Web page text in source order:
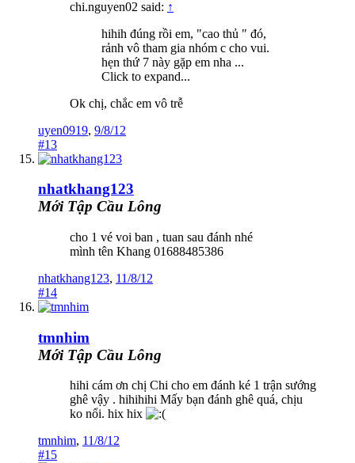
chi.nguyen02 said: ↑
hihih đúng rồi em, "cao thủ " đó,
rảnh vô tham gia nhóm c cho vui.
hẹn thứ 7 này gặp em nha ...
Click to expand...
Ok chị, chắc em vô trễ
uyen0919, 9/8/12
#13
nhatkhang123
Mới Tập Cầu Lông
cho 1 vé voi ban , tuan sau đánh nhé
mình tên Khang 01688485386
nhatkhang123, 11/8/12
#14
tmnhim
Mới Tập Cầu Lông
hihi cám ơn chị Chi cho em đánh ké 1 trận sướng
ghê vậy . hihihihi Mấy bạn đánh ghê quá, chịu
ko nổi. hix hix
tmnhim, 11/8/12
#15